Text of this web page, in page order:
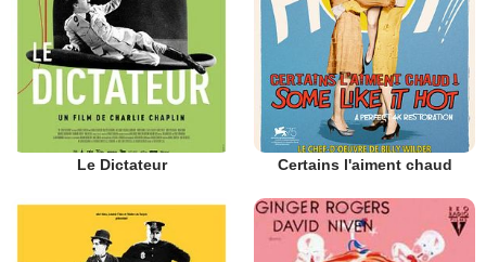
Le Dictateur Certains l'aiment chaud